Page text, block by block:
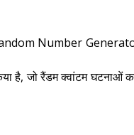
Number
है, जो रैंडम क्वांटम घटनाओं